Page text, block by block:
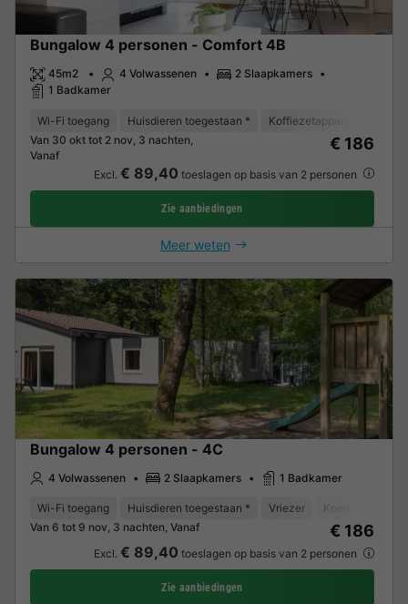
Bungalow 4 personen - Comfort 4B
45m2 4 Volwassenen
2 Slaapkamers
1 Badkamer
Wi-Fi toegang Huisdieren toegestaan * Koffiezetapparaat
Van 30 okt tot 2 nov, 3 nachten,
Vanaf
€ 186
Excl. € 89,40 toeslagen op basis van 2 personen
Zie aanbiedingen
Meer weten
Bungalow 4 personen - 4C
4 Volwassenen 2 Slaapkamers 1 Badkamer
Wi-Fi toegang Huisdieren toegestaan * Vriezer Koelkast
Van 6 tot 9 nov, 3 nachten, Vanaf
€ 186
Excl. € 89,40 toeslagen op basis van 2 personen
Zie aanbiedingen